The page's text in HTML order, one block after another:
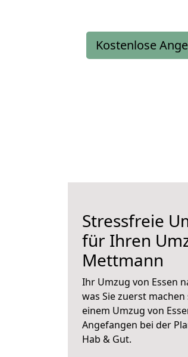
Kostenlose
Stressfreie
für Ihren
Mettmann
Ihr Umzug von Essen
was Sie zuerst
einem Umzug von
Angefangen bei der
Hab & Gut.